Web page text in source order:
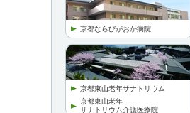
京都ならびがおか病院
京都東山老年サナトリウム
京都東山老年
サナトリウム介護医療院